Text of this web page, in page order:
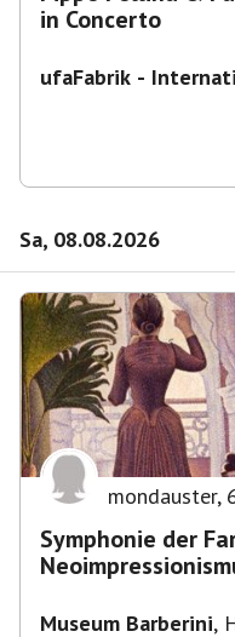
in Concerto
ufaFabrik -
Sa, 08.08.2026
mondauster,
Symphonie der
Museum Barberini,